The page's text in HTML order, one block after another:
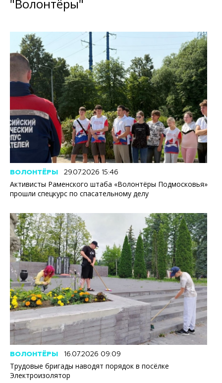
"Волонтёры"
ВОЛОНТЁРЫ 29.07.2026 15:46
Активисты Раменского штаба «Волонтёры Подмосковья»
прошли спецкурс по спасательному делу
ВОЛОНТЁРЫ 16.07.2026 09:09
Трудовые бригады наводят порядок в посёлке
Электроизолятор